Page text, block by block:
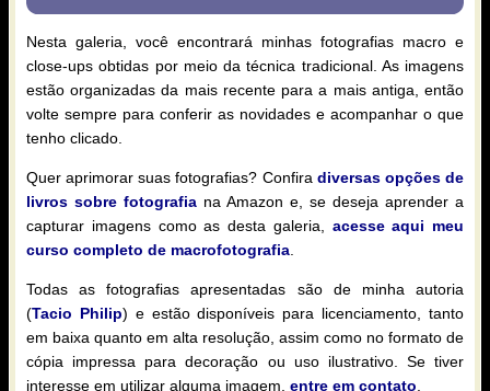
Nesta galeria, você encontrará minhas fotografias macro e
close-ups obtidas por meio da técnica tradicional. As imagens
estão organizadas da mais recente para a mais antiga, então
volte sempre para conferir as novidades e acompanhar o que
tenho clicado.
Quer aprimorar suas fotografias? Confira diversas opções de
livros sobre fotografia na Amazon e, se deseja aprender a
capturar imagens como as desta galeria, acesse aqui meu
curso completo de macrofotografia
Todas as fotografias apresentadas são de minha autoria
(Tacio Philip) e estão disponíveis para licenciamento, tanto
em baixa quanto em alta resolução, assim como no formato de
cópia impressa para decoração ou uso ilustrativo. Se tiver
interesse em utilizar alguma imagem, entre em contato